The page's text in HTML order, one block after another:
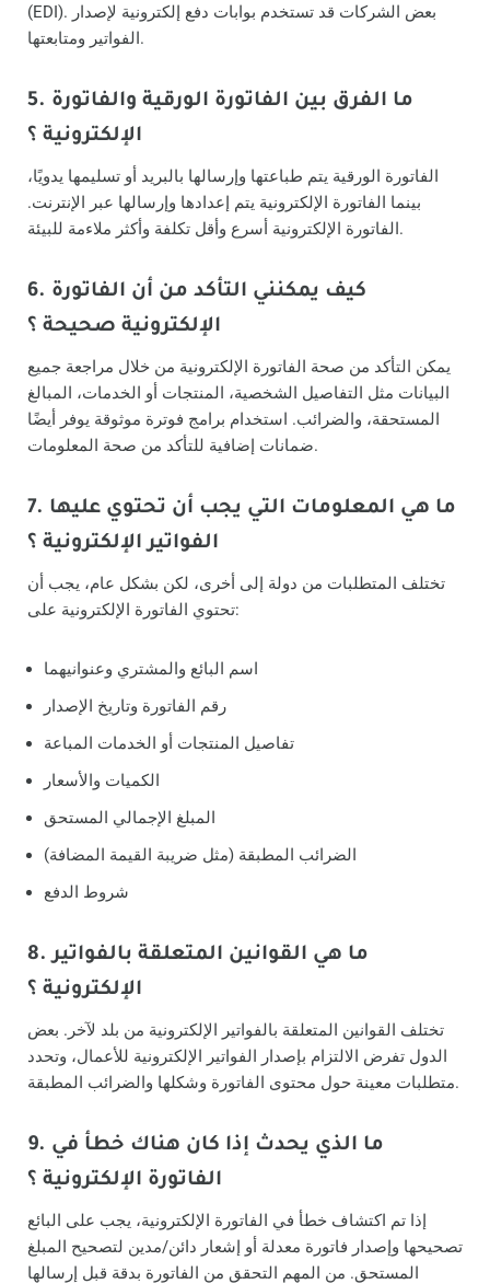
(EDI). بعض الشركات قد تستخدم بوابات دفع إلكترونية لإصدار
الفواتير ومتابعتها.
5. ما الفرق بين الفاتورة الورقية والفاتورة
الإلكترونية ؟
الفاتورة الورقية يتم طباعتها وإرسالها بالبريد أو تسليمها يدويًا،
بينما الفاتورة الإلكترونية يتم إعدادها وإرسالها عبر الإنترنت.
الفاتورة الإلكترونية أسرع وأقل تكلفة وأكثر ملاءمة للبيئة.
6. كيف يمكنني التأكد من أن الفاتورة
الإلكترونية صحيحة ؟
يمكن التأكد من صحة الفاتورة الإلكترونية من خلال مراجعة جميع
البيانات مثل التفاصيل الشخصية، المنتجات أو الخدمات، المبالغ
المستحقة، والضرائب. استخدام برامج فوترة موثوقة يوفر أيضًا
ضمانات إضافية للتأكد من صحة المعلومات.
7. ما هي المعلومات التي يجب أن تحتوي عليها
الفواتير الإلكترونية ؟
تختلف المتطلبات من دولة إلى أخرى، لكن بشكل عام، يجب أن
تحتوي الفاتورة الإلكترونية على:
اسم البائع والمشتري وعنوانيهما
رقم الفاتورة وتاريخ الإصدار
تفاصيل المنتجات أو الخدمات المباعة
الكميات والأسعار
المبلغ الإجمالي المستحق
الضرائب المطبقة (مثل ضريبة القيمة المضافة)
شروط الدفع
8. ما هي القوانين المتعلقة بالفواتير
الإلكترونية ؟
تختلف القوانين المتعلقة بالفواتير الإلكترونية من بلد لآخر. بعض
الدول تفرض الالتزام بإصدار الفواتير الإلكترونية للأعمال، وتحدد
متطلبات معينة حول محتوى الفاتورة وشكلها والضرائب المطبقة.
9. ما الذي يحدث إذا كان هناك خطأ في
الفاتورة الإلكترونية ؟
إذا تم اكتشاف خطأ في الفاتورة الإلكترونية، يجب على البائع
تصحيحها وإصدار فاتورة معدلة أو إشعار دائن/مدين لتصحيح المبلغ
المستحق. من المهم التحقق من الفاتورة بدقة قبل إرسالها